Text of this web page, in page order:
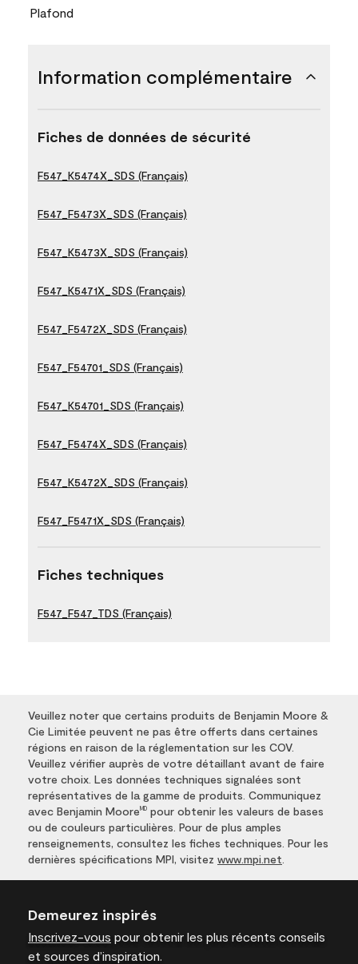
Plafond
Information complémentaire
Fiches de données de sécurité
F547_K5474X_SDS (Français)
F547_F5473X_SDS (Français)
F547_K5473X_SDS (Français)
F547_K5471X_SDS (Français)
F547_F5472X_SDS (Français)
F547_F54701_SDS (Français)
F547_K54701_SDS (Français)
F547_F5474X_SDS (Français)
F547_K5472X_SDS (Français)
F547_F5471X_SDS (Français)
Fiches techniques
F547_F547_TDS (Français)
Veuillez noter que certains produits de Benjamin Moore &
Cie Limitée peuvent ne pas être offerts dans certaines
régions en raison de la réglementation sur les COV.
Veuillez vérifier auprès de votre détaillant avant de faire
votre choix. Les données techniques signalées sont
représentatives de la gamme de produits. Communiquez
avec Benjamin Moore MD pour obtenir les valeurs de bases
ou de couleurs particulières. Pour de plus amples
renseignements, consultez les fiches techniques. Pour les
dernières spécifications MPI, visitez www.mpi.net
Demeurez inspirés
Inscrivez-vous pour obtenir les plus récents conseils
et sources d’inspiration.